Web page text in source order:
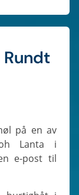
Lanta i
e-post til